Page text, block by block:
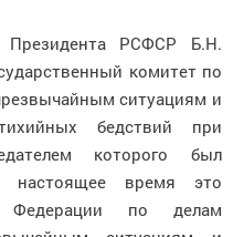
Президента РСФСР Б.Н.
комитет по
ситуациям и
бедствий при
которого был
настоящее время это
Федерации по делам